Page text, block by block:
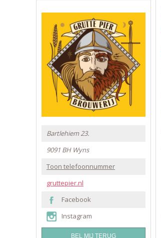
Bartlehiem 23.
9091 BH Wyns
Toon telefoonnummer
gruttepier.nl
Facebook
Instagram
BEL MIJ TERUG